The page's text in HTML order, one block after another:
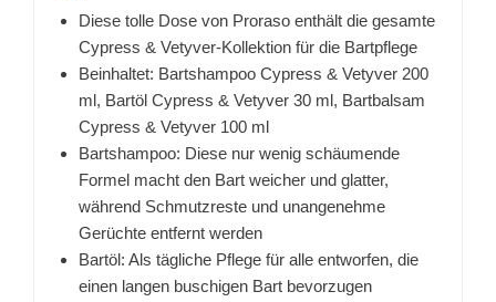
Diese tolle Dose von Proraso enthält die gesamte
Cypress & Vetyver-Kollektion für die Bartpflege
Beinhaltet: Bartshampoo Cypress & Vetyver 200
ml, Bartöl Cypress & Vetyver 30 ml, Bartbalsam
Cypress & Vetyver 100 ml
Bartshampoo: Diese nur wenig schäumende
Formel macht den Bart weicher und glatter,
während Schmutzreste und unangenehme
Gerüchte entfernt werden
Bartöl: Als tägliche Pflege für alle entworfen, die
einen langen buschigen Bart bevorzugen